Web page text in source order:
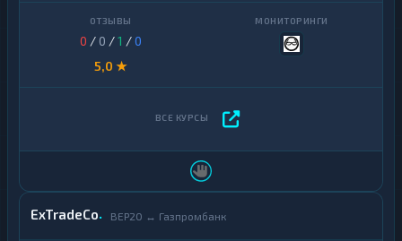
0 / 0 /1 /0
5,0 ★
ExTradeCo BEP20 ↔ Газпромбанк